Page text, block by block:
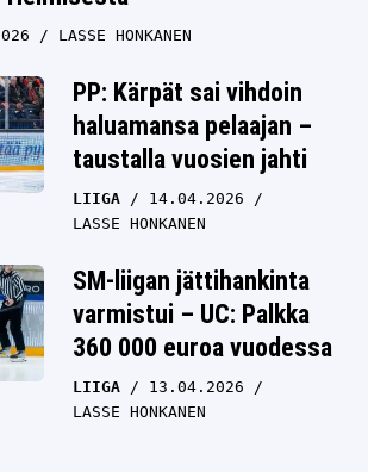
LASSE HONKANEN
PP: Kärpät sai vihdoin
haluamansa pelaajan –
taustalla vuosien jahti
LIIGA
14.04.2026
LASSE HONKANEN
SM-liigan jättihankinta
varmistui – UC: Palkka
360 000 euroa vuodessa
LIIGA
13.04.2026
LASSE HONKANEN